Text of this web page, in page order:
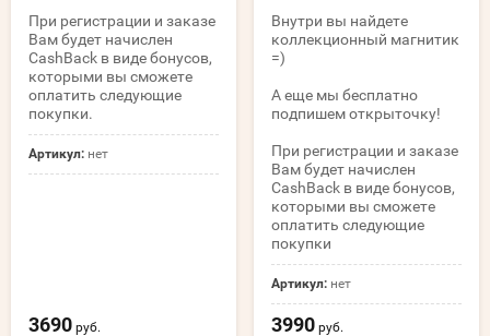
При регистрации и заказе
Вам будет начислен
CashBack в виде бонусов,
которыми вы сможете
оплатить следующие
покупки.
Артикул: нет
3690 руб.
Внутри вы найдете
коллекционный магнитик
=)
А еще мы бесплатно
подпишем открыточку!
При регистрации и заказе
Вам будет начислен
CashBack в виде бонусов,
которыми вы сможете
оплатить следующие
покупки
Артикул: нет
3990 руб.